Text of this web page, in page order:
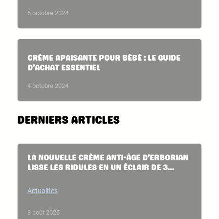
6 octobre 2024
CRÈME APAISANTE POUR BÉBÉ : LE GUIDE
D’ACHAT ESSENTIEL
4 octobre 2024
DERNIERS ARTICLES
LA NOUVELLE CRÈME ANTI-ÂGE D’ERBORIAN
LISSE LES RIDULES EN UN ÉCLAIR DE 3
Actualités
3 août 2025